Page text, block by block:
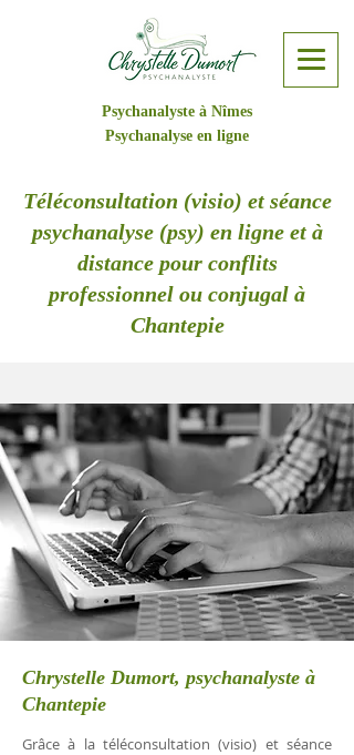
Psychanalyste à Nîmes
Psychanalyse en ligne
Téléconsultation (visio) et séance
psychanalyse (psy) en ligne et à
distance pour conflits
professionnel ou conjugal à
Chantepie
Chrystelle Dumort, psychanalyste à
Chantepie
Grâce à la téléconsultation (visio) et séance